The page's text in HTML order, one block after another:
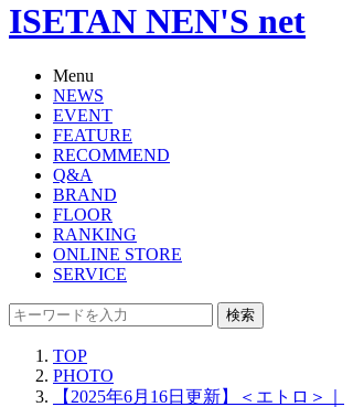
ISETAN NEN'S net
Menu
NEWS
EVENT
FEATURE
RECOMMEND
Q&A
BRAND
FLOOR
RANKING
ONLINE STORE
SERVICE
検索
TOP
PHOTO
【2025年6月16日更新】＜エトロ＞｜